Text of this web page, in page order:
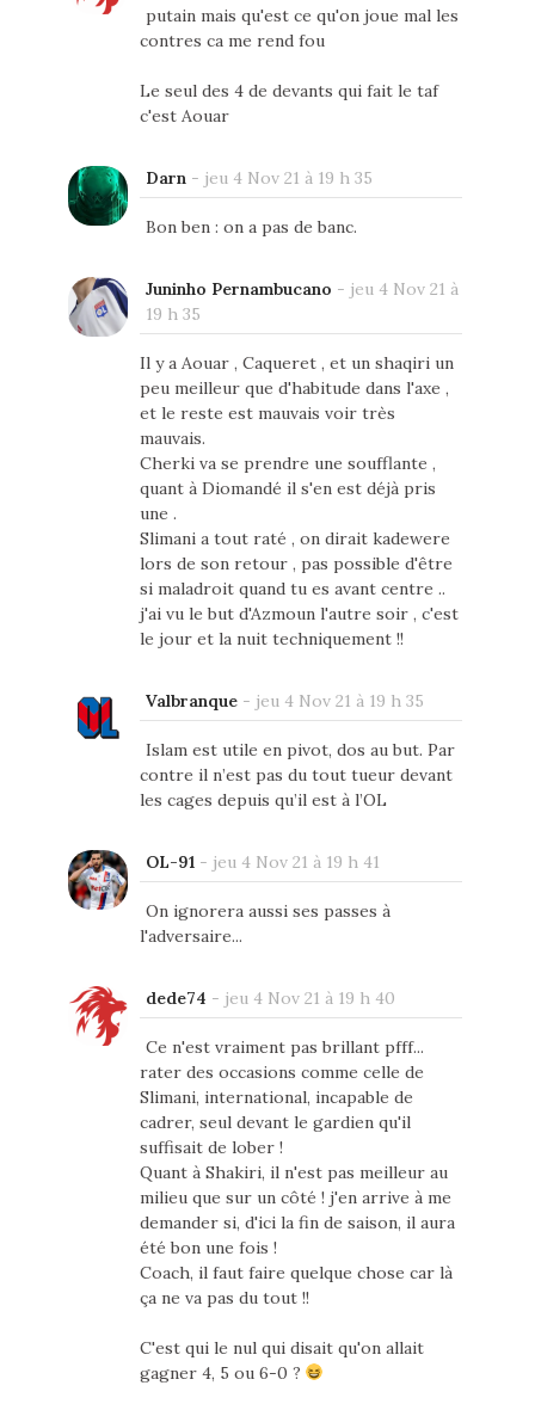
putain mais qu'est ce qu'on joue mal les
contres ca me rend fou
Le seul des 4 de devants qui fait le taf
c'est Aouar
Darn- jeu 4 Nov 21 à 19 h 35
Bon ben : on a pas de banc.
Juninho Pernambucano - jeu 4 Nov 21 à
19 h 35
Il y a Aouar , Caqueret , et un shaqiri un
peu meilleur que d'habitude dans l'axe ,
et le reste est mauvais voir très
mauvais.
Cherki va se prendre une soufflante ,
quant à Diomandé il s'en est déjà pris
une .
Slimani a tout raté , on dirait kadewere
lors de son retour , pas possible d'être
si maladroit quand tu es avant centre ..
j'ai vu le but d'Azmoun l'autre soir , c'est
le jour et la nuit techniquement !!
Valbranque- jeu 4 Nov 21 à 19 h 35
Islam est utile en pivot, dos au but. Par
contre il n’est pas du tout tueur devant
les cages depuis qu’il est à l’OL
OL-91- jeu 4 Nov 21 à 19 h 41
On ignorera aussi ses passes à
l'adversaire...
dede74 - jeu 4 Nov 21 à 19 h 40
Ce n'est vraiment pas brillant pfff...
rater des occasions comme celle de
Slimani, international, incapable de
cadrer, seul devant le gardien qu'il
suffisait de lober !
Quant à Shakiri, il n'est pas meilleur au
milieu que sur un côté ! j'en arrive à me
demander si, d'ici la fin de saison, il aura
été bon une fois !
Coach, il faut faire quelque chose car là
ça ne va pas du tout !!
C'est qui le nul qui disait qu'on allait
gagner 4, 5 ou 6-0 ?